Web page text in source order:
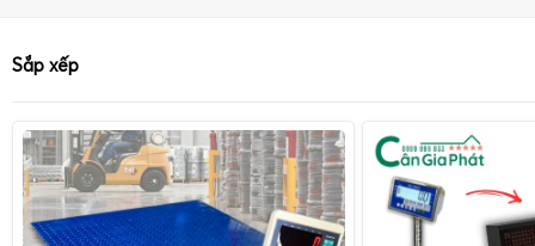
Sắp xếp